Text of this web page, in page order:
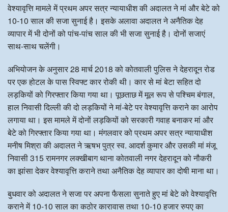
वेश्यावृत्ति मामले में प्रथम अपर सत्र न्यायाधीश की अदालत ने मां और बेटे को
10-10 साल की सजा सुनाई है। इसके अलावा अदालत ने अनैतिक देह
व्यापार में भी दोनों को पांच-पांच साल की भी सजा सुनाई है। दोनों सजाएं
साथ-साथ चलेंगी।
अभियोजन के अनुसार 28 मार्च 2018 को कोतवाली पुलिस ने देहरादून रोड
पर एक होटल के पास स्विफ्ट कार रोकी थी। कार से मां बेटा सहित दो
लड़कियों को गिरफ्तार किया गया था। पूछताछ में मूल रूप से पश्चिम बंगाल,
हाल निवासी दिल्ली की दो लड़कियों ने मां-बेटे पर वेश्यावृत्ति कराने का आरोप
लगाया था। इस मामले में दोनों लड़कियों को सरकारी गवाह बनाकर मां और
बेटे को गिरफ्तार किया गया था। मंगलवार को प्रथम अपर सत्र न्यायाधीश
मनीष मिश्रा की अदालत ने ऋषभ पुत्र स्व. आदर्श कुमार और उसकी मां मंजू
निवासी 315 रामनगर लक्खीबाग थाना कोतवाली नगर देहरादून को नौकरी
का झांसा देकर वेश्यावृत्ति कराने तथा अनैतिक देह व्यापार का दोषी माना था।
बुधवार को अदालत ने सजा पर अपना फैसला सुनाते हुए मां बेटे को वेश्यावृत्ति
कराने में 10-10 साल का कठोर कारावास तथा 10-10 हजार रुपए का